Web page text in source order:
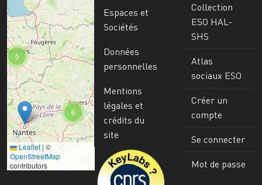
6
5
Leaflet | ©
OpenStreetMap
contributors
Espaces et
Sociétés
Données
personnelles
Mentions
légales et
crédits du
site
Image
Collection
ESO HAL-
SHS
Atlas
sociaux ESO
Créer un
compte
Se connecter
Mot de passe